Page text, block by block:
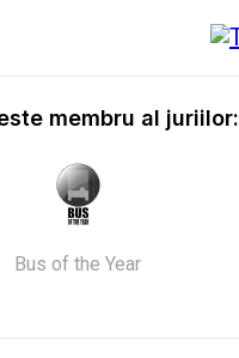
membru al juriilor:
Bus of the Year